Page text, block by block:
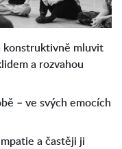
konstruktivně mluvit
a rozvahou
– ve svých emocích
a častěji ji